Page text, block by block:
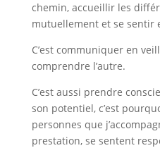
chemin, accueillir les
mutuellement et se sentir
C’est communiquer en
comprendre l’autre.
C’est aussi prendre
son potentiel, c’est
personnes que
prestation, se sentent